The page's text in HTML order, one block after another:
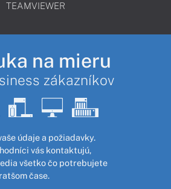
TEAMVIEWER
na mieru
zákazníkov
údaje a požiadavky.
vás kontaktujú,
všetko čo potrebujete
čase.